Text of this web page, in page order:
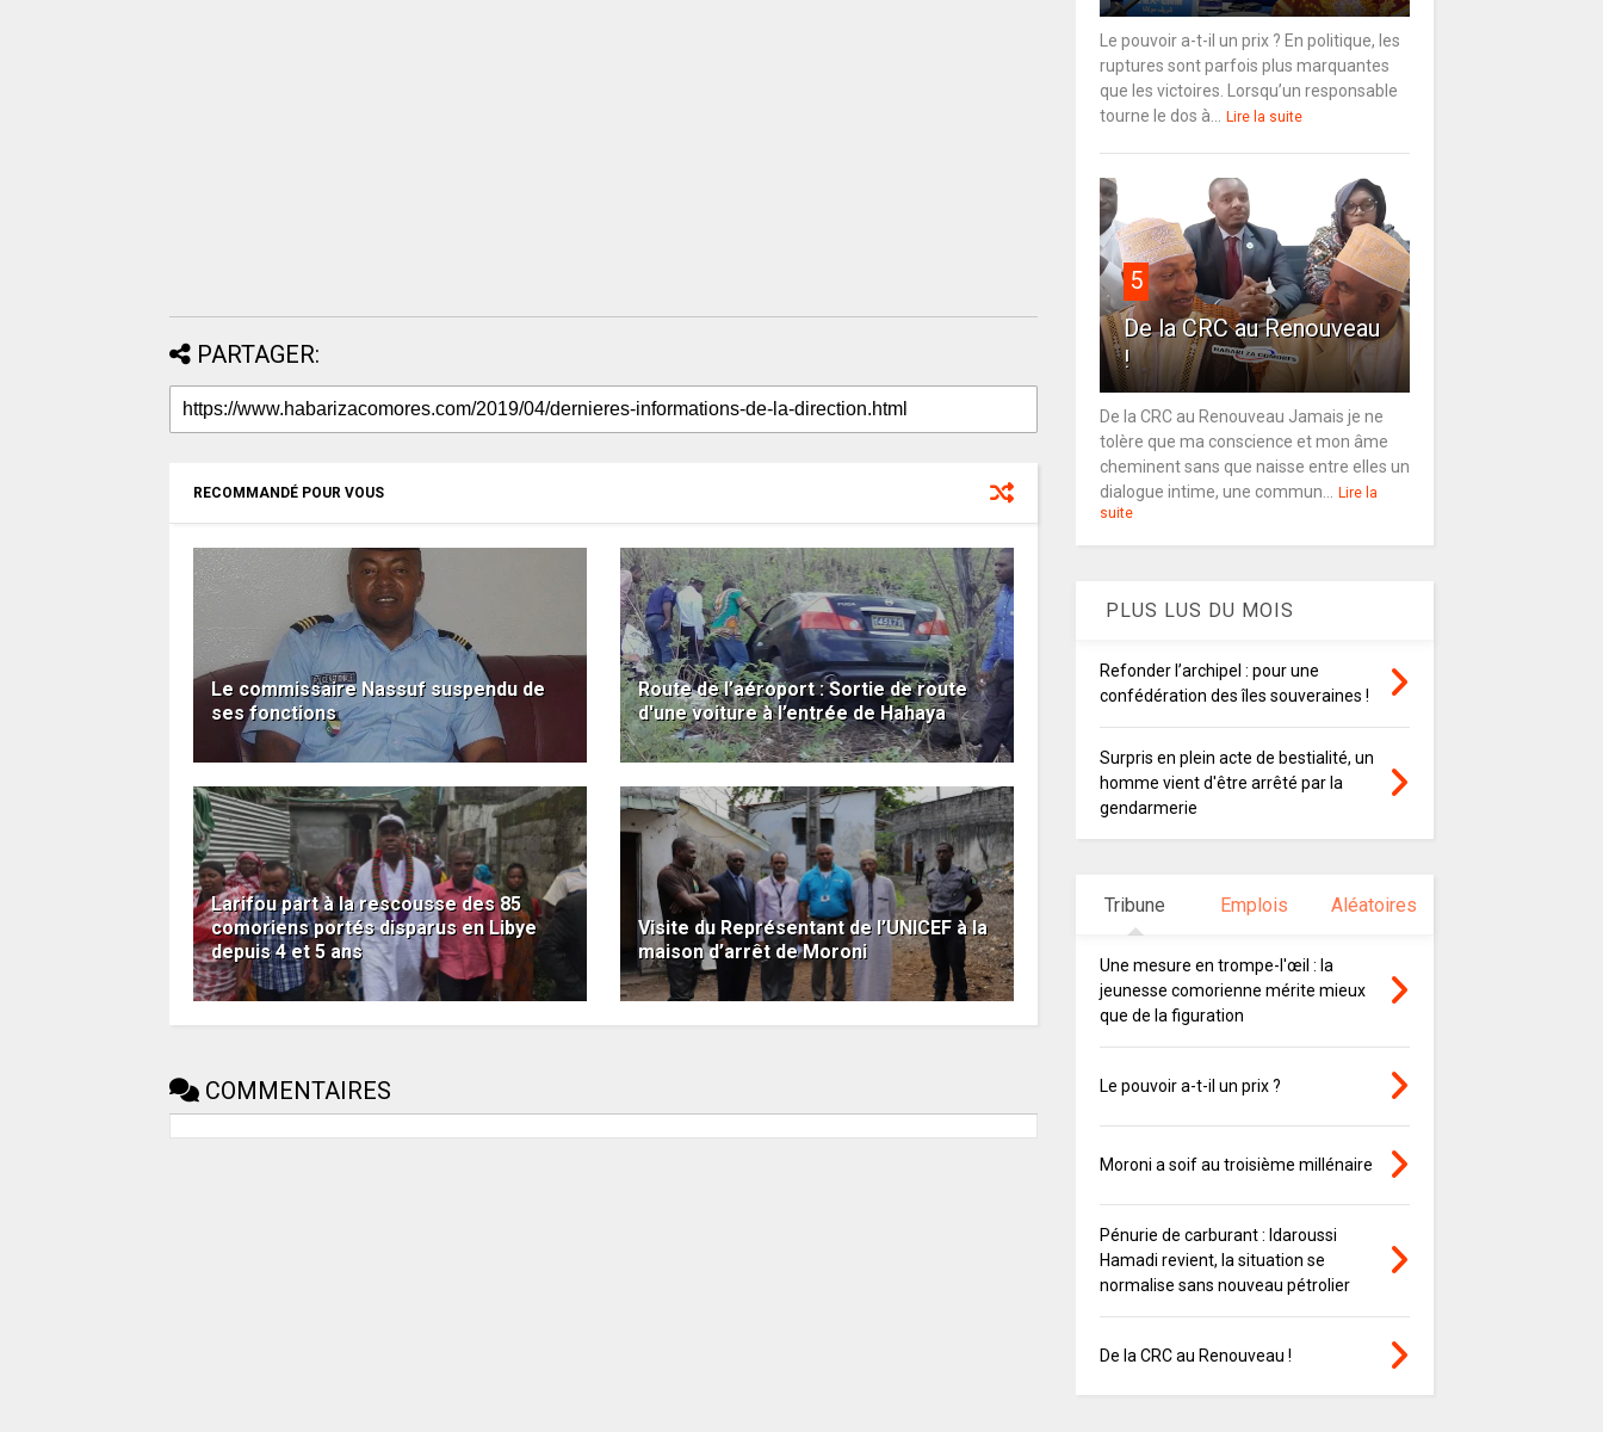
PARTAGER:
RECOMMANDÉ POUR VOUS
Le commissaire Nassuf suspendu de
ses fonctions
Route de l’aéroport : Sortie de route
d'une voiture à l’entrée de Hahaya
Larifou part à la rescousse des 85
comoriens portés disparus en Libye
depuis 4 et 5 ans
Visite du Représentant de l’UNICEF à la
maison d’arrêt de Moroni
COMMENTAIRES
Le pouvoir a-t-il un prix ? En politique, les
ruptures sont parfois plus marquantes
que les victoires. Lorsqu’un responsable
tourne le dos à...
Lire la suite
5
De la CRC au Renouveau
!
De la CRC au Renouveau Jamais je ne
tolère que ma conscience et mon âme
cheminent sans que naisse entre elles un
dialogue intime, une commun...
Lire la
suite
PLUS LUS DU MOIS
Refonder l’archipel : pour une
confédération des îles souveraines !
Surpris en plein acte de bestialité, un
homme vient d'être arrêté par la
gendarmerie
Tribune Emplois Aléatoires
Une mesure en trompe-l'œil : la
jeunesse comorienne mérite mieux
que de la figuration
Le pouvoir a-t-il un prix ?
Moroni a soif au troisième millénaire
Pénurie de carburant : Idaroussi
Hamadi revient, la situation se
normalise sans nouveau pétrolier
De la CRC au Renouveau !